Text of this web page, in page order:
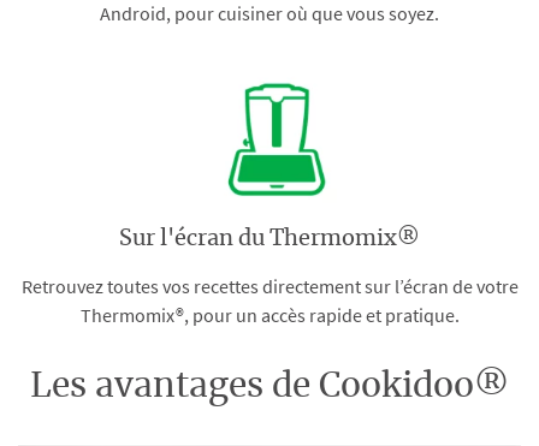
Android, pour cuisiner où que vous soyez.
Sur l'écran du Thermomix®
Retrouvez toutes vos recettes directement sur l’écran de votre
Thermomix®, pour un accès rapide et pratique.
Les avantages de Cookidoo®